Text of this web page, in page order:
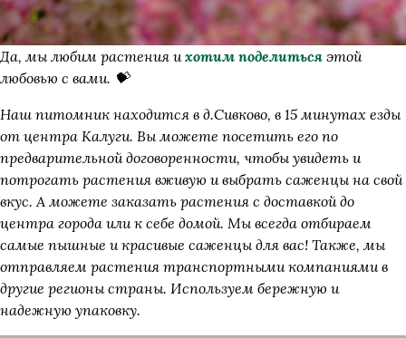
Да, мы любим растения ихотим поделиться этой
любовью с вами. 💝
Наш питомник находится в д.Сивково, в 15 минутах езды
от центра Калуги. Вы можете посетить его по
предварительной договоренности, чтобы увидеть и
потрогать растения вживую и выбрать саженцы на свой
вкус. А можете заказать растения с доставкой до
центра города или к себе домой. Мы всегда отбираем
самые пышные и красивые саженцы для вас! Также, мы
отправляем растения транспортными компаниями в
другие регионы страны. Используем бережную и
надежную упаковку.